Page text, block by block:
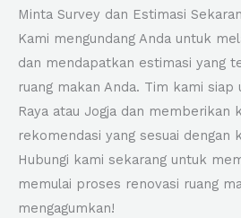
Minta Survey dan Estimasi
Kami mengundang Anda untuk
dan mendapatkan estimasi yang
ruang makan Anda. Tim kami
Raya atau Jogja dan memberikan
rekomendasi yang sesuai dengan
Hubungi kami sekarang untuk
memulai proses renovasi ruang
mengagumkan!